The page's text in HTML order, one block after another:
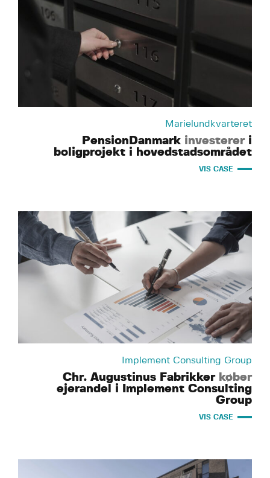
Marielundkvarteret
PensionDanmark investereri
boligprojekt i hovedstadsområdet
VIS CASE
Implement Consulting Group
Chr. Augustinus Fabrikker køber
ejerandel i Implement Consulting
Group
VIS CASE